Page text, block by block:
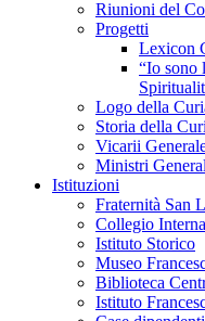
Riunioni del
Progetti
Lexicon
“Io sono
Logo della
Storia della
Vicarii
Ministri
Istituzioni
Fraternità San
Collegio
Istituto Storico
Museo
Biblioteca
Istituto